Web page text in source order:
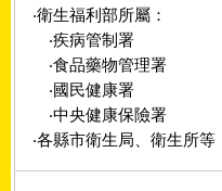
‧衛生福利部所屬：
‧疾病管制署
‧食品藥物管理署
‧國民健康署
‧中央健康保險署
‧各縣市衛生局、衛生所等